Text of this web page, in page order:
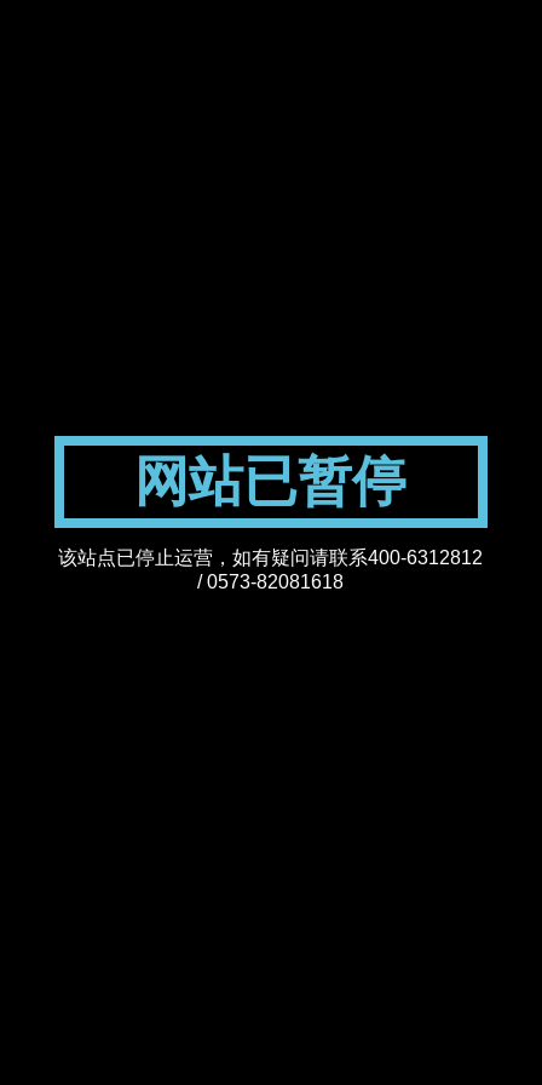
网站已暂停
该站点已停止运营，如有疑问请联系400-6312812
/ 0573-82081618